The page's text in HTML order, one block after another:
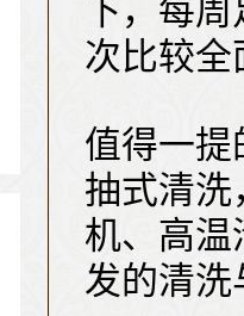
下，每周
次比较全
值得一提
抽式清洗
机、高温
发的清洗